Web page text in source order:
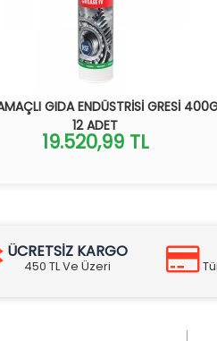
GIDA ENDÜSTRİSİ GRESİ
12 ADET
19.520,99 TL
ÜCRETSİZ KARGO
450 TL Ve Üzeri